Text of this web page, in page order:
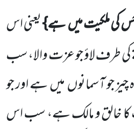
کی ملکیت میںہے}یعنی اس
طرف لاؤ جو عزت والا، سب
جو آسمانوںمیںہے اور جو
خالق و مالک ہے، سب اس